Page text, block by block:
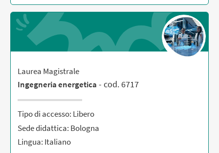
Laurea Magistrale
Ingegneria energetica - cod. 6717
Tipo di accesso: Libero
Sede didattica: Bologna
Lingua: Italiano